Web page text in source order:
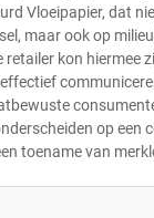
Vloeipapier, dat
maar ook op
retailer kon hiermee
op een
toename van